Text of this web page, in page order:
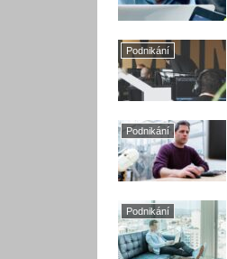
Podnikání
Podnikání
Podnikání